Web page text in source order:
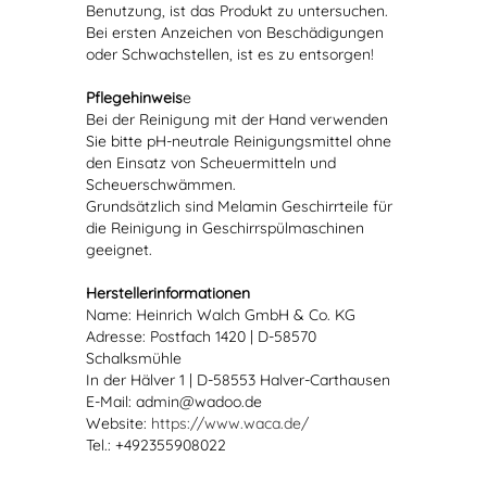
Benutzung, ist das Produkt zu untersuchen.
Bei ersten Anzeichen von Beschädigungen
oder Schwachstellen, ist es zu entsorgen!
Pflegehinweise
Bei der Reinigung mit der Hand verwenden
Sie bitte pH-neutrale Reinigungsmittel ohne
den Einsatz von Scheuermitteln und
Scheuerschwämmen.
Grundsätzlich sind Melamin Geschirrteile für
die Reinigung in Geschirrspülmaschinen
geeignet.
Herstellerinformationen
Name: Heinrich Walch GmbH & Co. KG
Adresse: Postfach 1420 | D-58570
Schalksmühle
In der Hälver 1 | D-58553 Halver-Carthausen
E-Mail: admin@wadoo.de
Website: https://www.waca.de/
Tel.: +492355908022